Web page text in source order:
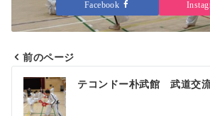
Facebook
投
稿
前のページ
テコンドー朴武館 武道交